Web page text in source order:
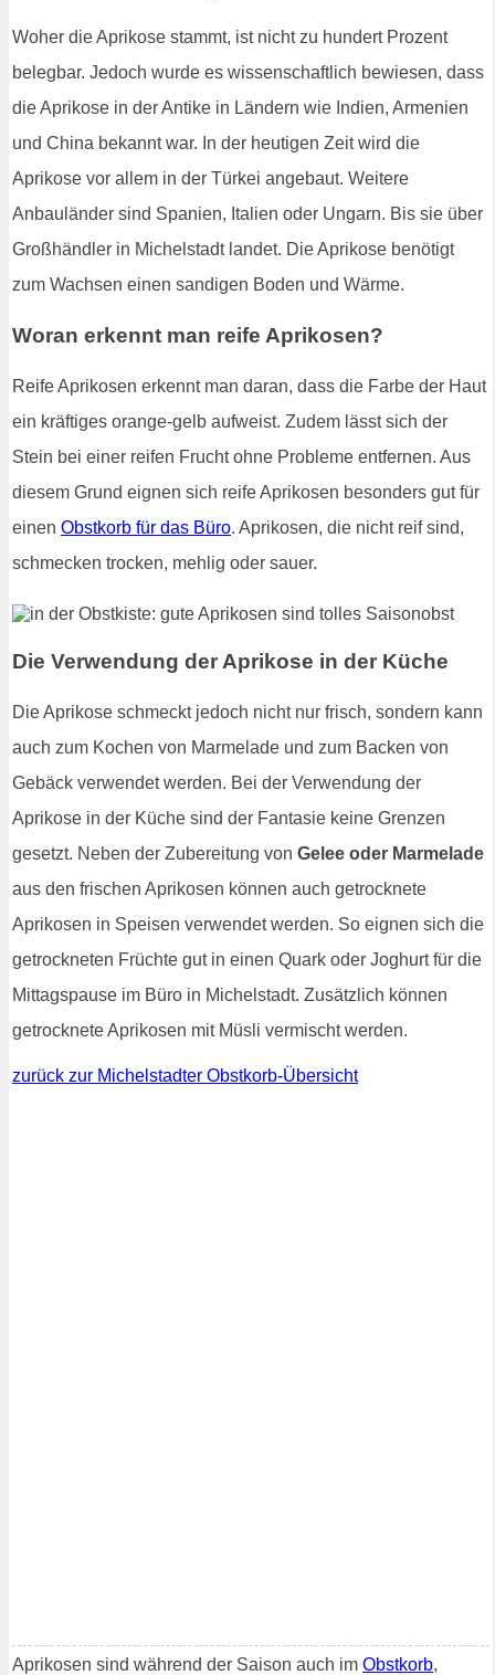
Woher die Aprikose stammt, ist nicht zu hundert Prozent
belegbar. Jedoch wurde es wissenschaftlich bewiesen, dass
die Aprikose in der Antike in Ländern wie Indien, Armenien
und China bekannt war. In der heutigen Zeit wird die
Aprikose vor allem in der Türkei angebaut. Weitere
Anbauländer sind Spanien, Italien oder Ungarn. Bis sie über
Großhändler in Michelstadt landet. Die Aprikose benötigt
zum Wachsen einen sandigen Boden und Wärme.
Woran erkennt man reife Aprikosen?
Reife Aprikosen erkennt man daran, dass die Farbe der Haut
ein kräftiges orange-gelb aufweist. Zudem lässt sich der
Stein bei einer reifen Frucht ohne Probleme entfernen. Aus
diesem Grund eignen sich reife Aprikosen besonders gut für
einen Obstkorb für das Büro. Aprikosen, die nicht reif sind,
schmecken trocken, mehlig oder sauer.
Die Verwendung der Aprikose in der Küche
Die Aprikose schmeckt jedoch nicht nur frisch, sondern kann
auch zum Kochen von Marmelade und zum Backen von
Gebäck verwendet werden. Bei der Verwendung der
Aprikose in der Küche sind der Fantasie keine Grenzen
gesetzt. Neben der Zubereitung von Gelee oder Marmelade
aus den frischen Aprikosen können auch getrocknete
Aprikosen in Speisen verwendet werden. So eignen sich die
getrockneten Früchte gut in einen Quark oder Joghurt für die
Mittagspause im Büro in Michelstadt. Zusätzlich können
getrocknete Aprikosen mit Müsli vermischt werden.
zurück zur Michelstadter Obstkorb-Übersicht
Aprikosen sind während der Saison auch im Obstkorb,